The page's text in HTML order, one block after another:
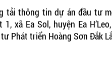
tải thông tin dự án đầu tư
1, xã Ea Sol, huyện Ea
Phát triển Hoàng Sơn Đắk